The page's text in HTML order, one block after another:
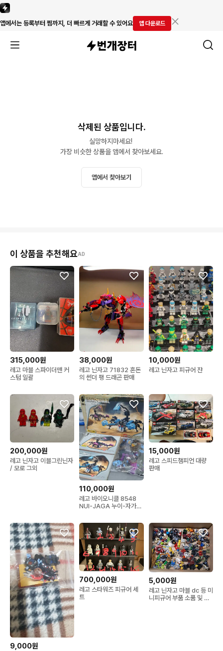
앱에서는 등록부터 찜까지, 더 빠르게 거래할 수 있어요 앱 다운로드
삭제된 상품입니다.
실망하지마세요!
가장 비슷한 상품을 앱에서 찾아보세요.
앱에서 찾아보기
이 상품을 추천해요AD
315,000원
레고 마블 스파이더맨 커
스텀 일괄
38,000원
레고 닌자고 71832 혼돈
의 썬더 팽 드래곤 판매
10,000원
레고 닌자고 피규어 쟌
200,000원
레고 닌자고 이블그린닌자
/ 모로 그외
110,000원
레고 바이오니클 8548
NUI-JAGA 누이-자가
15,000원
레고 스피드챔피언 대량
판매
9,000원
700,000원
레고 스타워즈 피규어 세
트
5,000원
레고 닌자고 마블 dc 등 미
니피규어 부품 소품 및 무